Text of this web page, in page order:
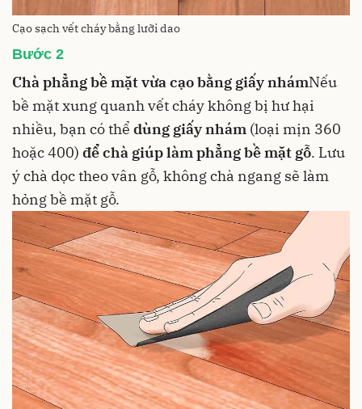
Cạo sạch vết cháy bằng lưỡi dao
Bước 2
Chà phẳng bề mặt vừa cạo bằng giấy nhámNếu
bề mặt xung quanh vết cháy không bị hư hại
nhiều, bạn có thể dùng giấy nhám (loại mịn 360
hoặc 400) để chà giúp làm phẳng bề mặt gỗ. Lưu
ý chà dọc theo vân gỗ, không chà ngang sẽ làm
hỏng bề mặt gỗ.